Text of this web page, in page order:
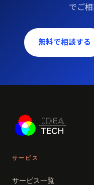
でご相
無料で相談する
サービス
サービス一覧